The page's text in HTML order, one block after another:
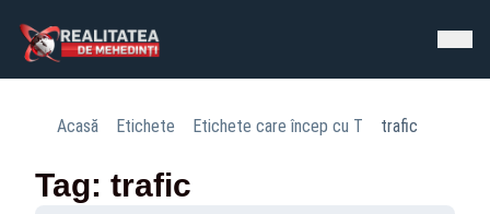
Acasă Etichete Etichete care încep cu T trafic
Tag: trafic